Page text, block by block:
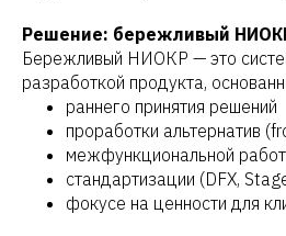
Решение: бережливый
Бережливый НИОКР — это
разработкой продукта,
раннего принятия решений
проработки альтернатив
межфункциональной
стандартизации (DFX,
фокусе на ценности для